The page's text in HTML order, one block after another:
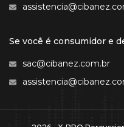
Se você é consumidor e
sac@cibanez.com.br